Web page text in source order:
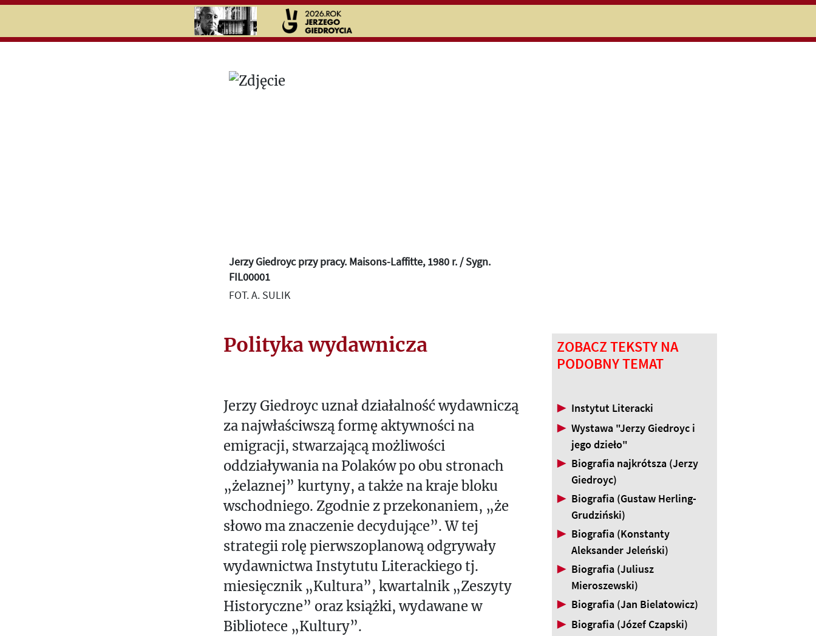
Jerzy Giedroyc przy pracy. Maisons-Laffitte, 1980 r. / Sygn.
FIL00001
FOT. A. SULIK
Polityka wydawnicza
Jerzy Giedroyc uznał działalność wydawniczą
za najwłaściwszą formę aktywności na
emigracji, stwarzającą możliwości
oddziaływania na Polaków po obu stronach
„żelaznej” kurtyny, a także na kraje bloku
wschodniego. Zgodnie z przekonaniem, „że
słowo ma znaczenie decydujące”. W tej
strategii rolę pierwszoplanową odgrywały
wydawnictwa Instytutu Literackiego tj.
miesięcznik „Kultura”, kwartalnik „Zeszyty
Historyczne” oraz książki, wydawane w
Bibliotece „Kultury”.
ZOBACZ TEKSTY NA
PODOBNY TEMAT
▶ Instytut Literacki
▶ Wystawa "Jerzy Giedroyc i
jego dzieło"
▶ Biografia najkrótsza (Jerzy
Giedroyc)
▶ Biografia (Gustaw Herling-
Grudziński)
▶ Biografia (Konstanty
Aleksander Jeleński)
▶ Biografia (Juliusz
Mieroszewski)
▶ Biografia (Jan Bielatowicz)
▶ Biografia (Józef Czapski)